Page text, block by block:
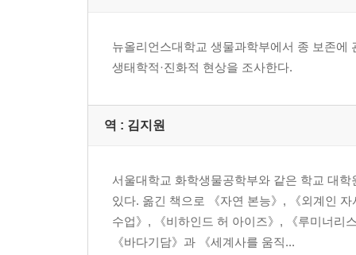
뉴올리언스대학교 생물과학부에서 종 보존
생태학적·진화적 현상을 조사한다.
역 : 김지원
서울대학교 화학생물공학부와 같은 학교 대
있다. 옮긴 책으로 《자연 본능》, 《외계인
수업》, 《비하인드 허 아이즈》, 《루미너리
《바다기담》과 《세계사를 움직...